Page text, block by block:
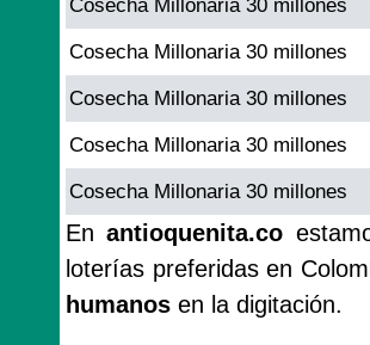
Cosecha Millonaria 30 millones
Cosecha Millonaria 30 millones
Cosecha Millonaria 30 millones
Cosecha Millonaria 30 millones
Cosecha Millonaria 30 millones
Enantioquenita.co
loterías preferidas en
humanos en la digitación.